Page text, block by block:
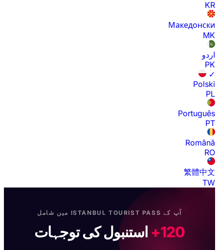
KR
Македонски
MK
اردو
PK
✓
Polski
PL
Português
PT
Română
RO
繁體中文
TW
آپ کے ISTANBUL TOURIST PASS میں شامل
120+ استنبول کی توجہات